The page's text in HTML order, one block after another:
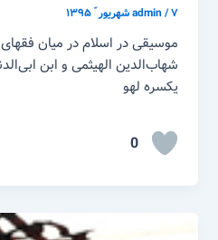
admin/۷ شهریور ّ ۱۳۹۵
موسیقی در اسلام در میان
شهاب‌الدین الهیثمی و ابن
یکسره لهو
0